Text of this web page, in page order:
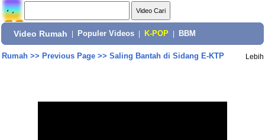
Video Rumah Populer Videos K-POP BBM
Rumah>> Previous Page>> Saling Bantah di Sidang E-KTP Lebih